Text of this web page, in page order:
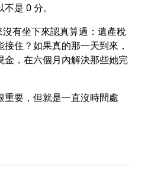
是 0 分。
有坐下來認真算過：遺產稅
住？如果真的那一天到來，
金，在六個月內解決那些她完
重要，但就是一直沒時間處